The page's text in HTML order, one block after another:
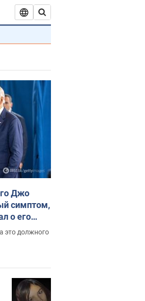
Джо
симптом,
о его
это должного